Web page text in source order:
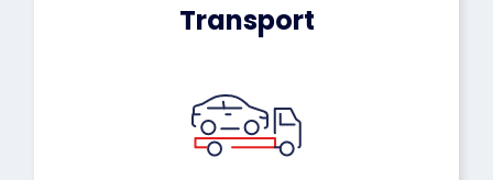
Transport